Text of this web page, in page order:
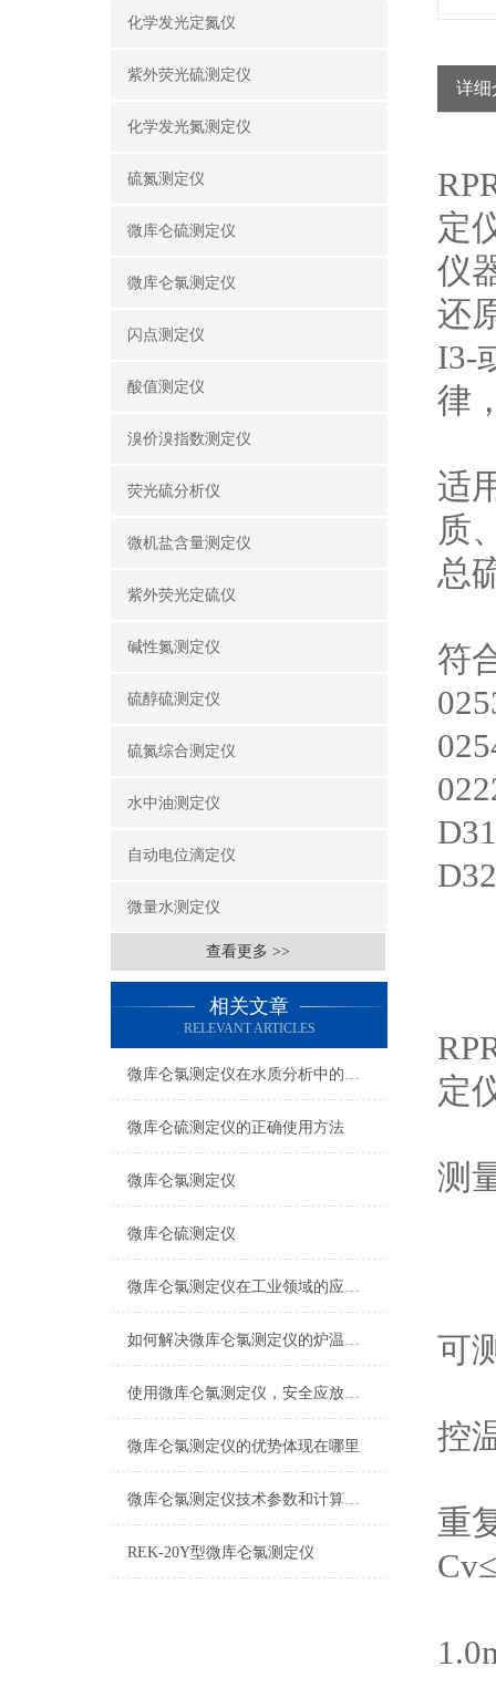
化学发光定氮仪
紫外荧光硫测定仪
化学发光氮测定仪
硫氮测定仪
微库仑硫测定仪
微库仑氯测定仪
闪点测定仪
酸值测定仪
溴价溴指数测定仪
荧光硫分析仪
微机盐含量测定仪
紫外荧光定硫仪
碱性氮测定仪
硫醇硫测定仪
硫氮综合测定仪
水中油测定仪
自动电位滴定仪
微量水测定仪
查看更多 >>
相关文章
RELEVANT ARTICLES
微库仑氯测定仪在水质分析中的关键作用
微库仑硫测定仪的正确使用方法
微库仑氯测定仪
微库仑硫测定仪
微库仑氯测定仪在工业领域的应用价值
如何解决微库仑氯测定仪的炉温过高？
使用微库仑氯测定仪，安全应放首位
微库仑氯测定仪的优势体现在哪里
微库仑氯测定仪技术参数和计算公式
REK-20Y型微库仑氯测定仪
详细
定
仪
还
I3-
律
适
质
总
符
定
测
可
控